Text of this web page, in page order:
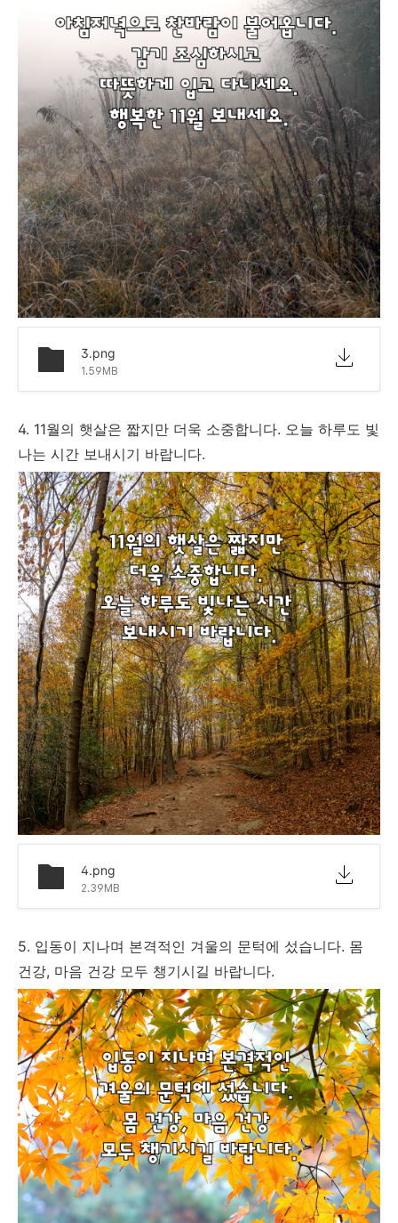
3.png
1.59MB
4. 11월의 햇살은 짧지만 더욱 소중합니다. 오늘 하루도 빛
나는 시간 보내시기 바랍니다.
4.png
2.39MB
5. 입동이 지나며 본격적인 겨울의 문턱에 섰습니다. 몸
건강, 마음 건강 모두 챙기시길 바랍니다.